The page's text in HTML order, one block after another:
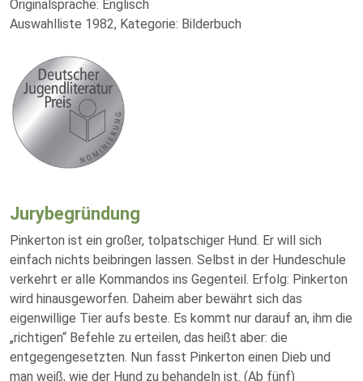
Originalsprache: Englisch
Auswahlliste 1982, Kategorie: Bilderbuch
Jurybegründung
Pinkerton ist ein großer, tolpatschiger Hund. Er will sich
einfach nichts beibringen lassen. Selbst in der Hundeschule
verkehrt er alle Kommandos ins Gegenteil. Erfolg: Pinkerton
wird hinausgeworfen. Daheim aber bewährt sich das
eigenwillige Tier aufs beste. Es kommt nur darauf an, ihm die
„richtigen“ Befehle zu erteilen, das heißt aber: die
entgegengesetzten. Nun fasst Pinkerton einen Dieb und
man weiß, wie der Hund zu behandeln ist. (Ab fünf)